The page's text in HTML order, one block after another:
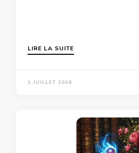
LIRE LA SUITE
1 JUILLET 2026